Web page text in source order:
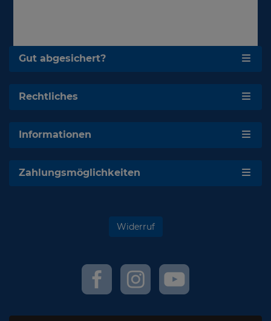
Gut abgesichert?
Rechtliches
Informationen
Zahlungsmöglichkeiten
Widerruf